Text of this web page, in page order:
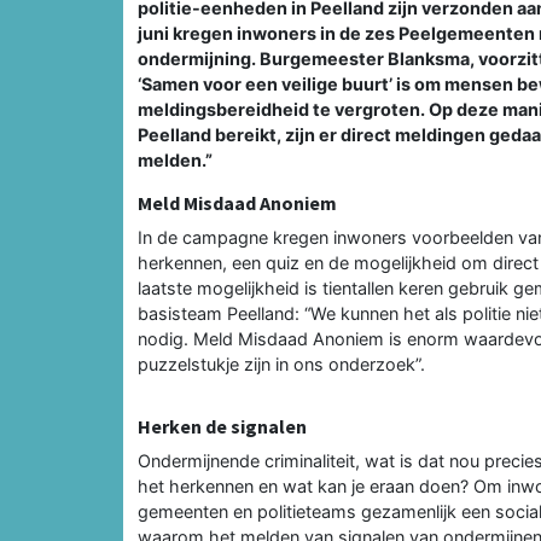
politie-eenheden in Peelland zijn verzonden
juni kregen inwoners in de zes
ondermijning. Burgemeester Blanksma,
‘Samen voor een veilige buurt’ is om mensen
meldingsbereidheid te vergroten. Op deze
Peelland bereikt, zijn er direct meldingen
melden.”
Meld Misdaad Anoniem
In de campagne kregen inwoners voorbeelden
herkennen, een quiz en de mogelijkheid om
laatste mogelijkheid is tientallen keren gebruik
basisteam Peelland: “We kunnen het als politie
nodig. Meld Misdaad Anoniem is enorm
puzzelstukje zijn in ons onderzoek”.
Herken de signalen
Ondermijnende criminaliteit, wat is dat nou
het herkennen en wat kan je eraan doen? Om
gemeenten en politieteams gezamenlijk een
waarom het melden van signalen van